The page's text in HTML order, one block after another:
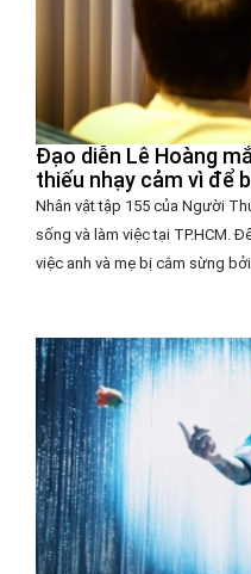
Đạo diễn Lê Hoàng
thiếu nhạy cảm vì để
Nhân vật tập 155 của Người
sống và làm việc tại TP.HCM.
việc anh và mẹ bị cắm sừng